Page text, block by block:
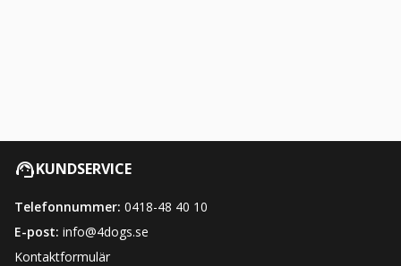
KUNDSERVICE
Telefonnummer: 0418-48 40 10
E-post: info@4dogs.se
Kontaktformulär